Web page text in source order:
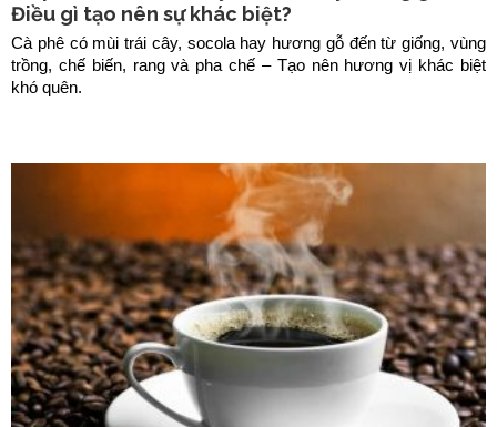
Điều gì tạo nên sự khác biệt?
Cà phê có mùi trái cây, socola hay hương gỗ đến từ giống, vùng
trồng, chế biến, rang và pha chế – Tạo nên hương vị khác biệt
khó quên.